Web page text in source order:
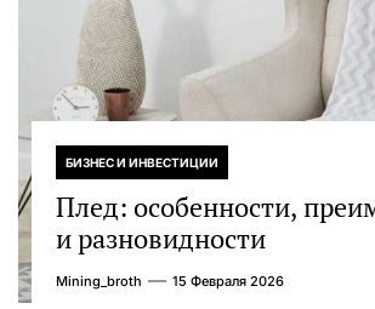
БИЗНЕС И ИНВЕСТИЦИИ
Плед: особенности,
и разновидности
Mining_broth 15 Февраля 2026